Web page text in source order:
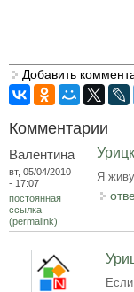
Добавить
Комментарии
Валентина
вт, 05/04/2010
- 17:07
постоянная
ссылка
(permalink)
Я